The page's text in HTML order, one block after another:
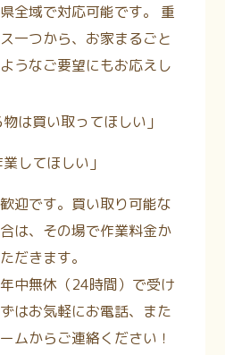
全域で対応可能です。
重
一つから、お家まるごと
うなご要望にもお応えし
は買い取ってほしい」
してほしい」
迎です。買い取り可能な
は、その場で作業料金か
だきます。
中無休（24時間）で受け
はお気軽にお電話、また
ムからご連絡ください！